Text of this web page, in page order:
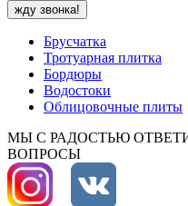
Брусчатка
Тротуарная плитка
Бордюры
Водостоки
Облицовочные плиты
МЫ С РАДОСТЬЮ
ВОПРОСЫ